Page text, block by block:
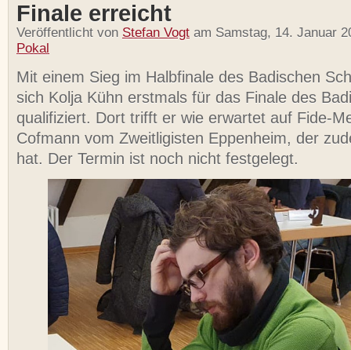
Finale erreicht
Veröffentlicht von Stefan Vogt am Samstag, 14. Januar
Pokal
Mit einem Sieg im Halbfinale des Badischen
sich Kolja Kühn erstmals für das Finale des
qualifiziert. Dort trifft er wie erwartet auf Fide-
Cofmann vom Zweitligisten Eppenheim, der
hat. Der Termin ist noch nicht festgelegt.